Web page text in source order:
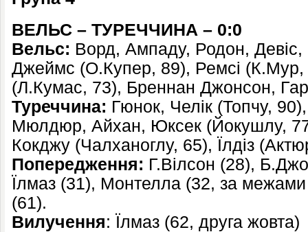
ВЕЛЬС – ТУРЕЧЧИНА – 0:0
Вельс: Ворд, Ампаду, Родон,
Джеймс (О.Купер, 89), Ремсі (К.Мур,
(Л.Кумас, 73), Бреннан Джонсон,
Туреччина: Гюнок, Челік (Топчу,
Мюлдюр, Айхан, Юксек (Йокушлу,
Кокджу (Чалханоглу, 65), Їлдіз
Попередження: Г.Вілсон (28),
Їлмаз (31), Монтелла (32, за
(61).
Вилучення: Їлмаз (62, друга жовта)